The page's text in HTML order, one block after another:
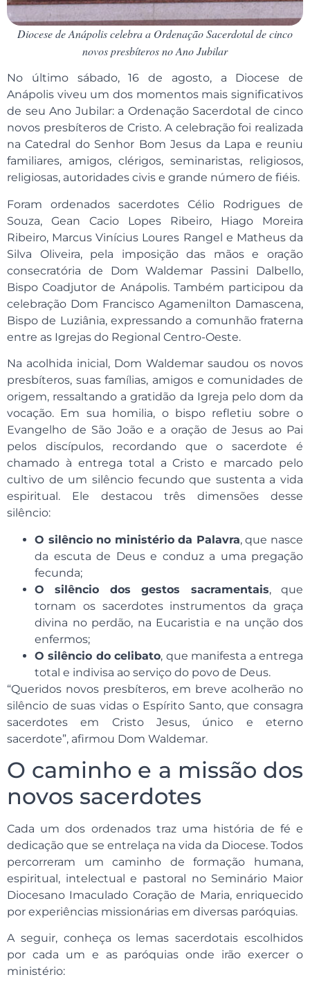
Diocese de Anápolis celebra a Ordenação Sacerdotal de cinco
novos presbíteros no Ano Jubilar
No último sábado, 16 de agosto, a Diocese de
Anápolis viveu um dos momentos mais significativos
de seu Ano Jubilar: a Ordenação Sacerdotal de cinco
novos presbíteros de Cristo. A celebração foi realizada
na Catedral do Senhor Bom Jesus da Lapa e reuniu
familiares, amigos, clérigos, seminaristas, religiosos,
religiosas, autoridades civis e grande número de fiéis.
Foram ordenados sacerdotes Célio Rodrigues de
Souza, Gean Cacio Lopes Ribeiro, Hiago Moreira
Ribeiro, Marcus Vinícius Loures Rangel e Matheus da
Silva Oliveira, pela imposição das mãos e oração
consecratória de Dom Waldemar Passini Dalbello,
Bispo Coadjutor de Anápolis. Também participou da
celebração Dom Francisco Agamenilton Damascena,
Bispo de Luziânia, expressando a comunhão fraterna
entre as Igrejas do Regional Centro-Oeste.
Na acolhida inicial, Dom Waldemar saudou os novos
presbíteros, suas famílias, amigos e comunidades de
origem, ressaltando a gratidão da Igreja pelo dom da
vocação. Em sua homilia, o bispo refletiu sobre o
Evangelho de São João e a oração de Jesus ao Pai
pelos discípulos, recordando que o sacerdote é
chamado à entrega total a Cristo e marcado pelo
cultivo de um silêncio fecundo que sustenta a vida
espiritual. Ele destacou três dimensões desse
silêncio:
O silêncio no ministério da Palavra, que nasce
da escuta de Deus e conduz a uma pregação
fecunda;
O silêncio dos gestos sacramentais, que
tornam os sacerdotes instrumentos da graça
divina no perdão, na Eucaristia e na unção dos
enfermos;
O silêncio do celibato, que manifesta a entrega
total e indivisa ao serviço do povo de Deus.
“Queridos novos presbíteros, em breve acolherão no
silêncio de suas vidas o Espírito Santo, que consagra
sacerdotes em Cristo Jesus, único e eterno
sacerdote”, afirmou Dom Waldemar.
O caminho e a missão dos
novos sacerdotes
Cada um dos ordenados traz uma história de fé e
dedicação que se entrelaça na vida da Diocese. Todos
percorreram um caminho de formação humana,
espiritual, intelectual e pastoral no Seminário Maior
Diocesano Imaculado Coração de Maria, enriquecido
por experiências missionárias em diversas paróquias.
A seguir, conheça os lemas sacerdotais escolhidos
por cada um e as paróquias onde irão exercer o
ministério: